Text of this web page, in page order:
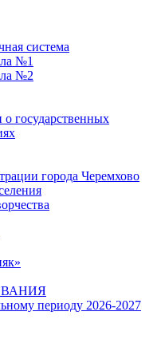
система
№1
№2
государственных
города Черемхово
периоду 2026-2027